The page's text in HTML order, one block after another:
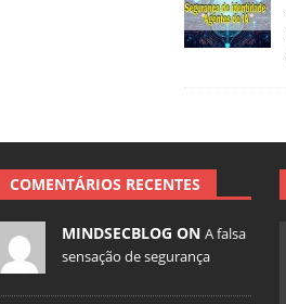
COMENTÁRIOS RECENTES
MINDSECBLOG ON A falsa
sensação de segurança